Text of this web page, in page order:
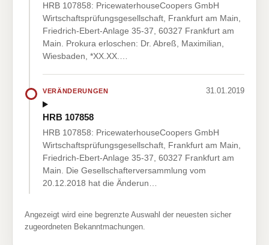
HRB 107858: PricewaterhouseCoopers GmbH
Wirtschaftsprüfungsgesellschaft, Frankfurt am Main,
Friedrich-Ebert-Anlage 35-37, 60327 Frankfurt am
Main. Prokura erloschen: Dr. Abreß, Maximilian,
Wiesbaden, *XX.XX.…
VERÄNDERUNGEN 31.01.2019
HRB 107858
HRB 107858: PricewaterhouseCoopers GmbH
Wirtschaftsprüfungsgesellschaft, Frankfurt am Main,
Friedrich-Ebert-Anlage 35-37, 60327 Frankfurt am
Main. Die Gesellschafterversammlung vom
20.12.2018 hat die Änderun…
Angezeigt wird eine begrenzte Auswahl der neuesten sicher
zugeordneten Bekanntmachungen.